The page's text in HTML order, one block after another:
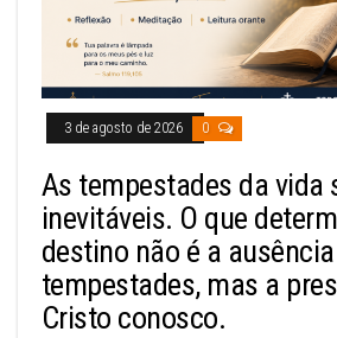
3 de agosto de 2026 0
As tempestades da vida
inevitáveis. O que
destino não é a
tempestades, mas a
Cristo conosco.